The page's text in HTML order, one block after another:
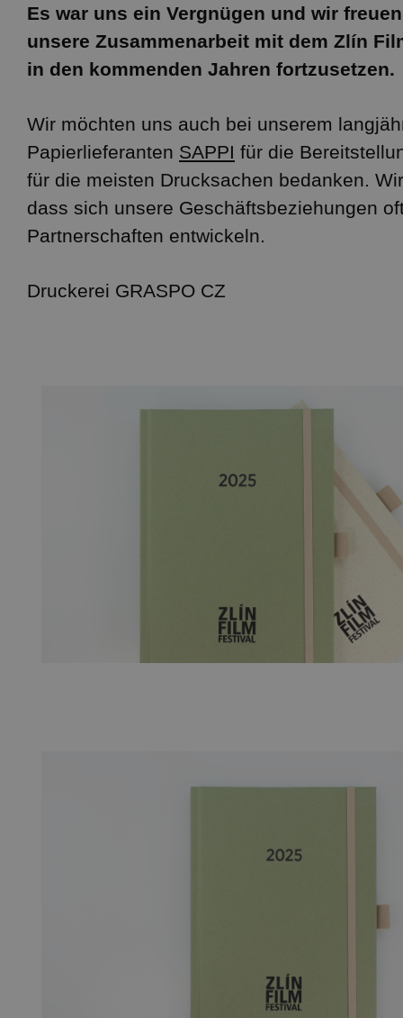
Es war uns ein Vergnügen und wir
unsere Zusammenarbeit mit dem Zlín
in den kommenden Jahren fortzusetzen.
Wir möchten uns auch bei unserem
Papierlieferanten SAPPI für die
für die meisten Drucksachen bedanken.
dass sich unsere Geschäftsbeziehungen
Partnerschaften entwickeln.
Druckerei GRASPO CZ